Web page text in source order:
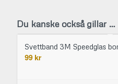
Du kanske också gillar …
Svettband 3M Speedglas
99kr